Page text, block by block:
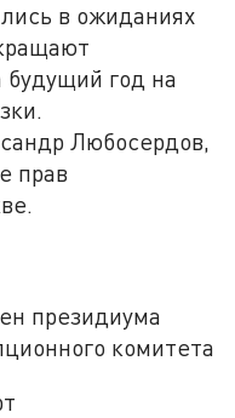
в ожиданиях
год на
Любосердов,
прав
президиума
комитета